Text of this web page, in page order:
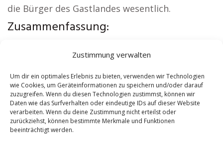
Zustimmung verwalten
Um dir ein optimales Erlebnis zu bieten, verwenden wir Technologien
wie Cookies, um Geräteinformationen zu speichern und/oder darauf
zuzugreifen. Wenn du diesen Technologien zustimmst, können wir
Daten wie das Surfverhalten oder eindeutige IDs auf dieser Website
verarbeiten. Wenn du deine Zustimmung nicht erteilst oder
zurückziehst, können bestimmte Merkmale und Funktionen
beeinträchtigt werden.
die Bürger des Gastlandes wesentlich.
Zusammenfassung:
Wohnung mieten Abenberg |Kirche Abenberg
Reisebüro Abenberg|Versicherung Abenberg
Hauskauf Abenberg
Contents [show]